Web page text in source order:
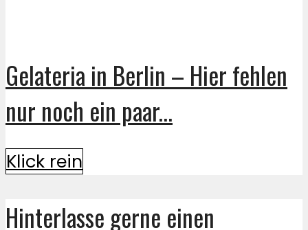
Gelateria in Berlin – Hier fehlen
nur noch ein paar...
Klick rein
Hinterlasse gerne einen